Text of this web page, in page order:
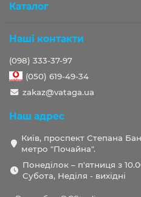
Каталог
Наші контакти
(098) 333-37-97
(050) 619-49-34
zakaz@vataga.ua
Наш адрес
Київ, проспект Степана
метро "Почайна".
Понеділок – п'ятниця з
Субота, Неділя - вихідні